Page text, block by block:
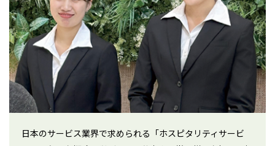
日本のサービス業界で求められる「ホスピタリティサービ